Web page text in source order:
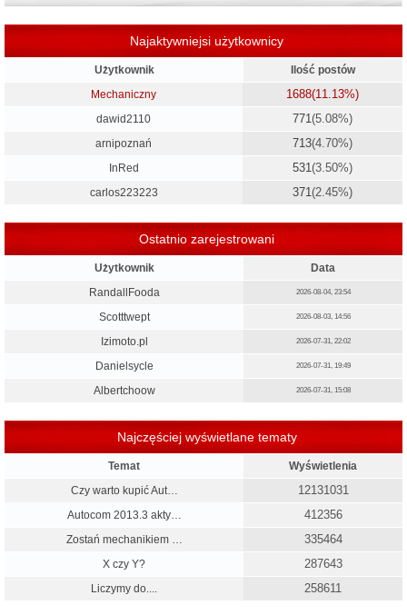
Najaktywniejsi użytkownicy
Użytkownik
Ilość postów
Mechaniczny
1688(11.13%)
dawid2110 771(5.08%)
arnipoznań 713(4.70%)
InRed 531(3.50%)
carlos223223 371(2.45%)
Ostatnio zarejestrowani
Użytkownik
Data
RandallFooda
2026-08-04, 23:54
Scotttwept 2026-08-03, 14:56
Izimoto.pl 2026-07-31, 22:02
Danielsycle 2026-07-31, 19:49
Albertchoow 2026-07-31, 15:08
Najczęściej wyświetlane tematy
Temat
Wyświetlenia
Czy warto kupić Aut…
12131031
Autocom 2013.3 akty… 412356
Zostań mechanikiem … 335464
X czy Y? 287643
Liczymy do.... 258611